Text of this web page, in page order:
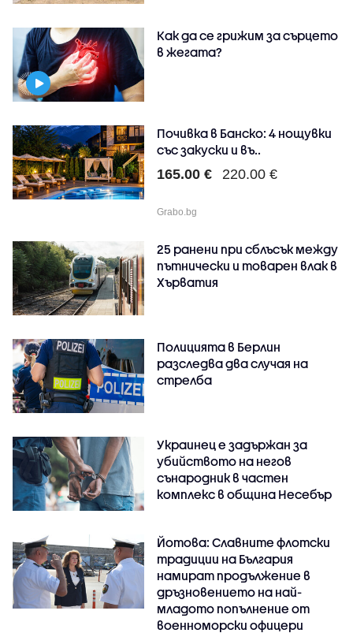
Как да се грижим за сърцето
в жегата?
Почивка в Банско: 4 нощувки
със закуски и въ..
165.00 € 220.00 €
Grabo.bg
25 ранени при сблъсък между
пътнически и товарен влак в
Хърватия
Полицията в Берлин
разследва два случая на
стрелба
Украинец е задържан за
убийството на негов
сънародник в частен
комплекс в община Несебър
Йотова: Славните флотски
традиции на България
намират продължение в
дръзновението на най-
младото попълнение от
военноморски офицери